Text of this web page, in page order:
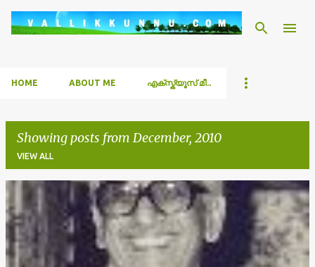
Skip to main content
HOME ABOUT ME എക്സ്ക്യൂസ് മീ..
Showing posts from December, 2010
VIEW ALL
P
o
s
t